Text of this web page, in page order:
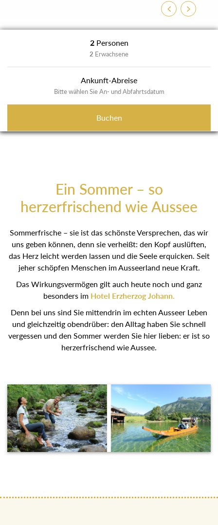
ZurückWeiter
2 Personen
2 Erwachsene
Ankunft-Abreise
Bitte wählen Sie An- und Abfahrtsdatum
Buchen
Ein Sommer – so
herzerfrischend wie Aussee
Sommerfrische – sie ist das schönste Versprechen, das wir
uns geben können, denn sie verheißt: den Kopf auslüften, das
Herz leicht werden lassen und die Seele erquicken. Seit jeher
schöpfen Menschen im Ausseerland neue Kraft.
Das Wirkungsvermögen gilt auch heute noch und ganz
besonders im Hotel Erzherzog Johann.
Denn bei uns sind Sie mittendrin im echten Ausseer Leben
und gleichzeitig obendrüber: den Alltag haben Sie schnell
vergessen und den Sommer werden Sie hier lieben: er ist so
herzerfrischend wie Aussee.